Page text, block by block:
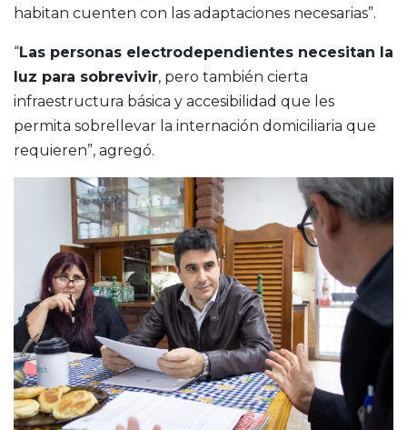
habitan cuenten con las adaptaciones necesarias”.
“Las personas electrodependientes necesitan la
luz para sobrevivir, pero también cierta
infraestructura básica y accesibilidad que les
permita sobrellevar la internación domiciliaria que
requieren”, agregó.